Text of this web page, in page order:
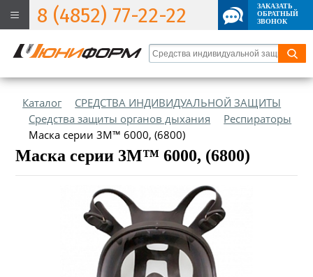
8 (4852) 77-22-22
ЗАКАЗАТЬ
ОБРАТНЫЙ
ЗВОНОК
Каталог
СРЕДСТВА ИНДИВИДУАЛЬНОЙ ЗАЩИТЫ
Средства защиты органов дыхания
Респираторы
Маска серии 3М™ 6000, (6800)
Маска серии 3М™ 6000, (6800)